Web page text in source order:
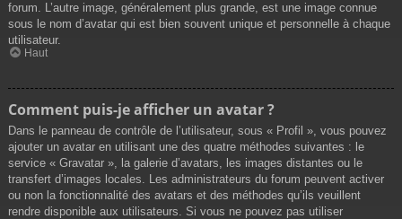
forum. L’autre image, généralement plus grande, est une image connue
sous le nom d’avatar qui est bien souvent unique et personnelle à chaque
utilisateur.
Haut
Comment puis-je afficher un avatar ?
Dans le panneau de contrôle de l’utilisateur, sous « Profil », vous pouvez
ajouter un avatar en utilisant une des quatre méthodes suivantes : le
service « Gravatar », la galerie d’avatars, les images distantes ou le
transfert d’images locales. Les administrateurs du forum peuvent activer
ou non la fonctionnalité des avatars et des méthodes qu’ils veuillent
rendre disponible aux utilisateurs. Si vous ne pouvez pas utiliser